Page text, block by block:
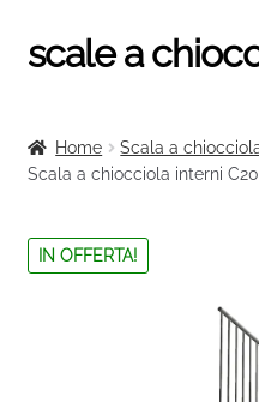
Vai
alla
Vai
al
scale a
Tutte le scale
Categorie scale
Home
Scala a
Scala a chiocciola interni
IN OFFERTA!